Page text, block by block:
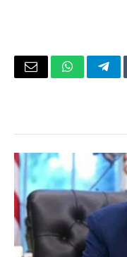
تيلقرامواتسابالبريد